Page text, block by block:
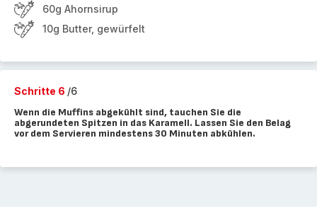
60g Ahornsirup
10g Butter, gewürfelt
Schritte 6 /6
Wenn die Muffins abgekühlt sind, tauchen Sie die
abgerundeten Spitzen in das Karamell. Lassen Sie den Belag
vor dem Servieren mindestens 30 Minuten abkühlen.